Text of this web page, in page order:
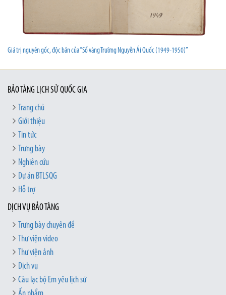
Giá trị nguyên gốc, độc bản của “Sổ vàng Trường Nguyễn Ái Quốc (1949-1950)”
BẢO TÀNG LỊCH SỬ QUỐC GIA
Trang chủ
Giới thiệu
Tin tức
Trưng bày
Nghiên cứu
Dự án BTLSQG
Hỗ trợ
DỊCH VỤ BẢO TÀNG
Trưng bày chuyên đề
Thư viện video
Thư viện ảnh
Dịch vụ
Câu lạc bộ Em yêu lịch sử